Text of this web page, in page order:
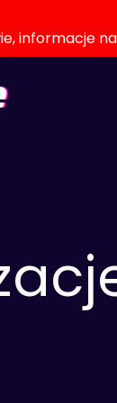
informacje